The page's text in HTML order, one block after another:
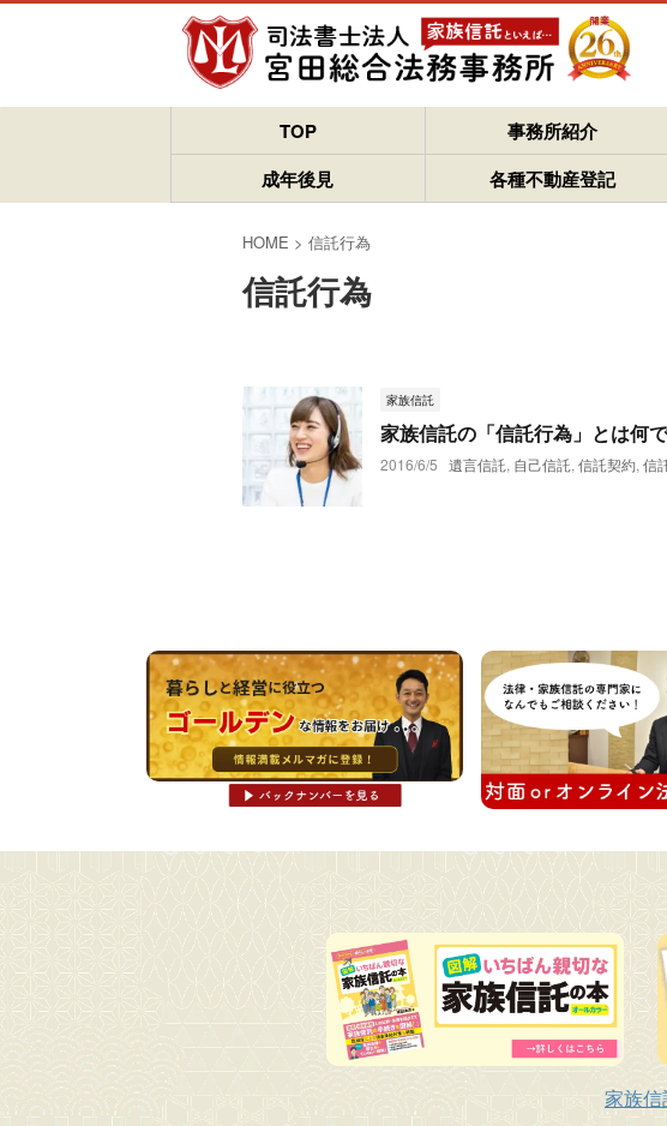
TOP 事務所紹介
成年後見
各種不動産登記
HOME > 信託行為
信託行為
家族信託
家族信託の「信託行為」とは何
2016/6/5 遺言信託, 自己信託, 信託契約, 信
家族